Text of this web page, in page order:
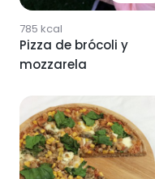
785 kcal
Pizza de brócoli y
mozzarela